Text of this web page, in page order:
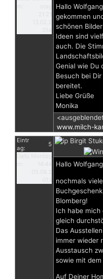
Hallo
gekommen
schönen
Ideen sind
auch. Die
Genial wie Du
Besuch bei
bereitet.
Liebe Grüße
Monika
www.milch-
Eintr
ag:
5
Birgit
Hallo
nochmals
Blomberg!
Ich habe mich
gleich
Das
immer wieder
Ausstausch
sowie mit dem
Auf Deiner